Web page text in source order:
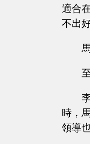
適合
不出
時，
領導